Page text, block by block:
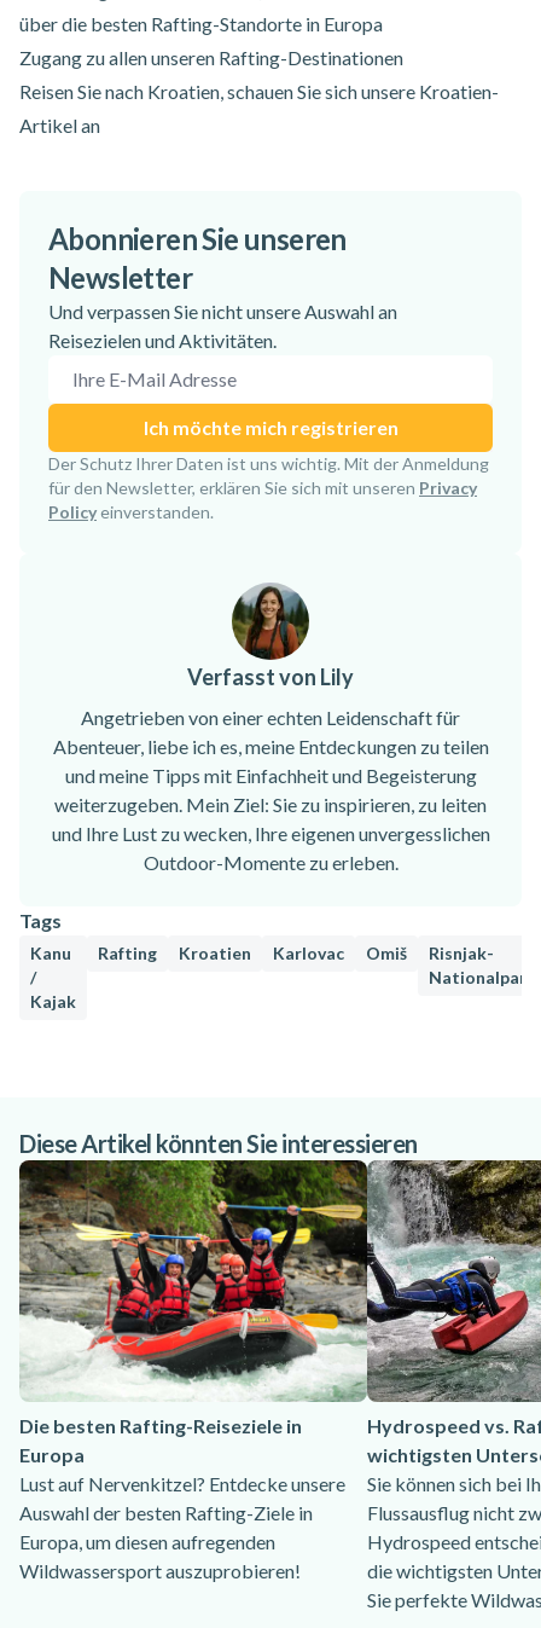
über die besten Rafting-Standorte in Europa
Zugang zuallen unseren Rafting-Destinationen
Reisen Sie nach Kroatien, schauen Sie sich unsere Kroatien-
Artikelan
Abonnieren Sie unseren
Newsletter
Und verpassen Sie nicht unsere Auswahl an
Reisezielen und Aktivitäten.
E-Mail-Adresse
Ich möchte mich registrieren
Anmeldung bestätigt!
Der Schutz Ihrer Daten ist uns wichtig. Mit der Anmeldung
für den Newsletter, erklären Sie sich mit unseren Privacy
Policyeinverstanden.
Verfasst von Lily
Angetrieben von einer echten Leidenschaft für
Abenteuer, liebe ich es, meine Entdeckungen zu teilen
und meine Tipps mit Einfachheit und Begeisterung
weiterzugeben. Mein Ziel: Sie zu inspirieren, zu leiten
und Ihre Lust zu wecken, Ihre eigenen unvergesslichen
Outdoor-Momente zu erleben.
Tags
Kanu
/
Kajak
Rafting Kroatien Karlovac Omiš
Risnjak-
Nationalpark
Diese Artikel könnten Sie interessieren
Die besten Rafting-Reiseziele in
Europa
Lust auf Nervenkitzel? Entdecke unsere
Auswahl der besten Rafting-Ziele in
Europa, um diesen aufregenden
Wildwassersport auszuprobieren!
Hydrospeed vs.
wichtigsten
Sie können sich bei
Flussausflug nicht
Hydrospeed
die wichtigsten
Sie perfekte